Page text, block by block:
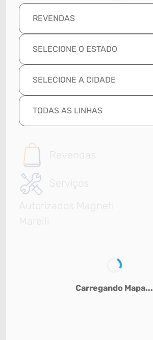
REVENDAS
SELECIONE O ESTADO
SELECIONE A CIDADE
TODAS AS LINHAS
Revendas
Serviços
Autorizados Magneti
Marelli
Carregando Mapa...